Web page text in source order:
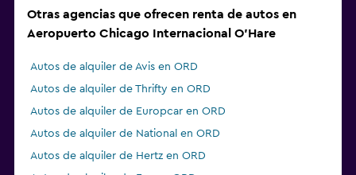
Otras agencias que ofrecen renta de autos en
Aeropuerto Chicago Internacional O'Hare
Autos de alquiler de Avis en ORD
Autos de alquiler de Thrifty en ORD
Autos de alquiler de Europcar en ORD
Autos de alquiler de National en ORD
Autos de alquiler de Hertz en ORD